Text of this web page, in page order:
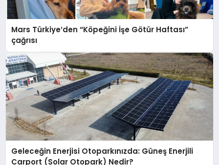
Mars Türkiye’den “Köpeğini İşe Götür Haftası”
çağrısı
Geleceğin Enerjisi Otoparkınızda: Güneş Enerjili
Carport (Solar Otopark) Nedir?